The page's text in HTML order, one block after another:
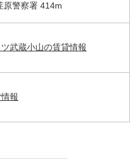
原警察署 414m
武蔵小山の賃貸情報
報